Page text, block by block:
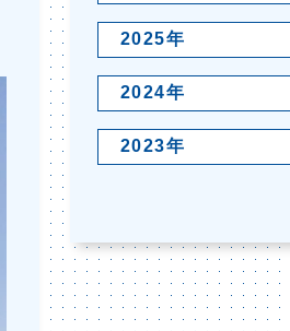
2025年
2024年
2023年